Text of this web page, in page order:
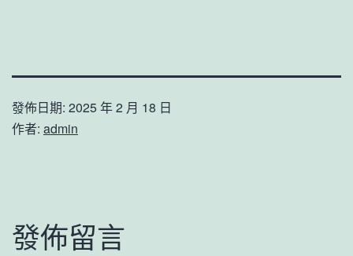
發佈日期: 2025 年 2 月 18 日
作者: admin
發佈留言